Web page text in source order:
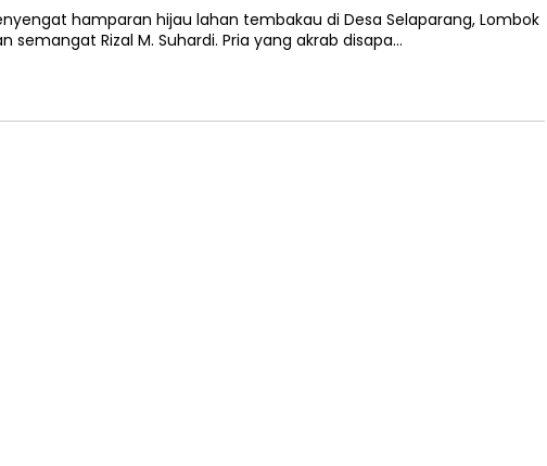
hamparan hijau lahan tembakau di Desa Selaparang, Lombok
Rizal M. Suhardi. Pria yang akrab disapa…